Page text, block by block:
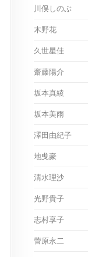
川俣しのぶ
木野花
久世星佳
齋藤陽介
坂本真綾
坂本美雨
澤田由紀子
地曵豪
清水理沙
光野貴子
志村享子
菅原永二